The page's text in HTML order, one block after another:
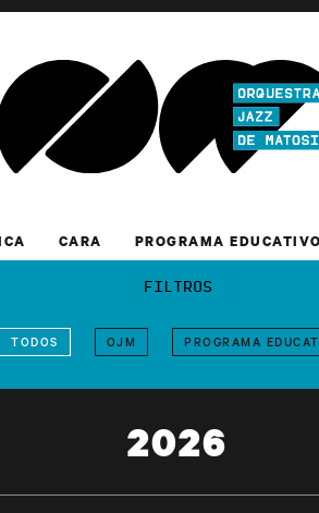
CARA PROGRAMA EDUCATIVO
FILTROS
TODOS OJM PROGRAMA
2026